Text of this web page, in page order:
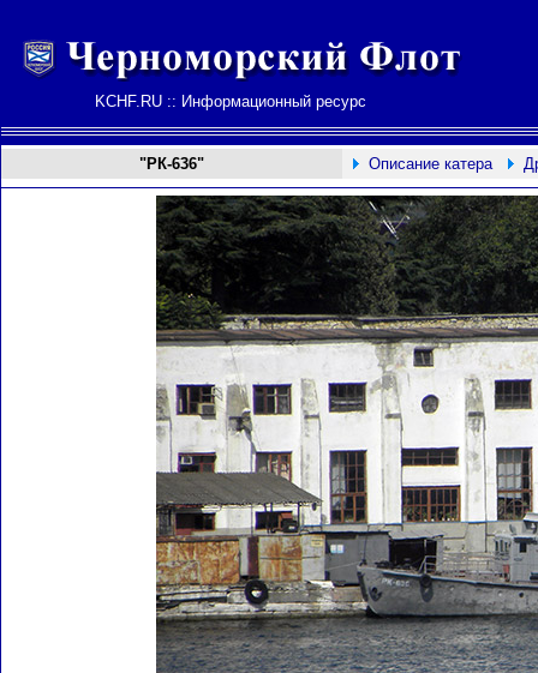
KCHF.RU :: Информационный ресурс
"РК-636" Описание катера